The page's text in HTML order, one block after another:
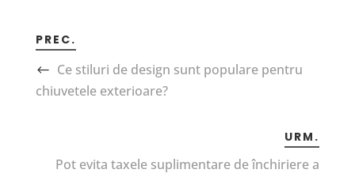
PREC.
Ce stiluri de design sunt populare pentru
chiuvetele exterioare?
URM.
Pot evita taxele suplimentare de închiriere a